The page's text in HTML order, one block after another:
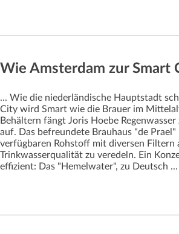
Wie Amsterdam zur Smart
... Wie die niederländische Hauptstadt
City wird Smart wie die Brauer im
Behältern fängt Joris Hoebe
auf. Das befreundete Brauhaus "de
verfügbaren Rohstoff mit diversen Filtern
Trinkwasserqualität zu veredeln. Ein
effizient: Das "Hemelwater", zu Deutsch ...